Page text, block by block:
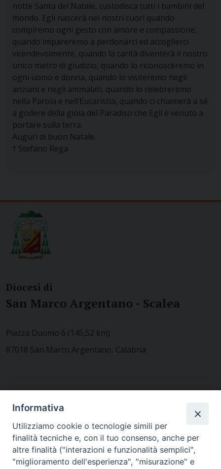
notte Santa del Natale, custodisca tutti i bambini del
mondo. Egli nascerà nei nostri cuori quando
compiremo ogni gesto con amore e compassione,
quando impareremo a perdonarci ed accoglierci
vicendevolmente, quando la carità diventerà il nostro
unico metro di giudizio, quando lo riconosceremo in
ogni uomo e donna, quando lo visiteremo negli
anziani e negli ammalati, quando lo celebreremo
nella Parola e nell’Eucaristia, quando ci chiamerà a sé
a godere della gioia del Paradiso che Egli è venuto a
portare sulla terra.
Auguri di buon Natale.
† Stefano Rega
Diocesi di
San Marco Argentano - Scalea
Piazza Duomo 6 (145,52 km)
87018 San Marco Argentano, Calabria
MODULISTICA
Informativa
Utilizziamo cookie o tecnologie simili per
finalità tecniche e, con il tuo consenso, anche per
altre finalità ("interazioni e funzionalità semplici",
"miglioramento dell'esperienza", "misurazione" e